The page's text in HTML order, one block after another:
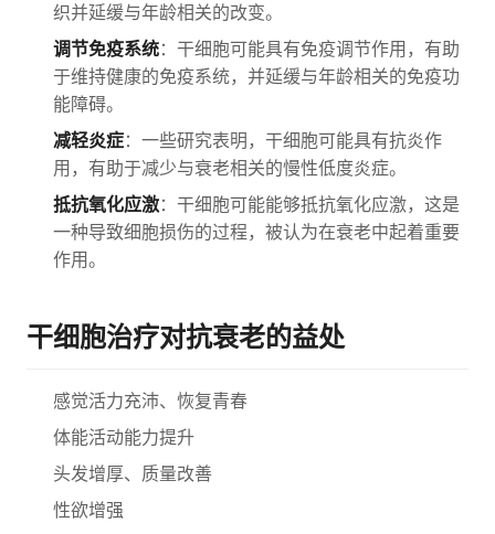
织并延缓与年龄相关的改变。
调节免疫系统：干细胞可能具有免疫调节作用，有助
于维持健康的免疫系统，并延缓与年龄相关的免疫功
能障碍。
减轻炎症：一些研究表明，干细胞可能具有抗炎作
用，有助于减少与衰老相关的慢性低度炎症。
抵抗氧化应激：干细胞可能能够抵抗氧化应激，这是
一种导致细胞损伤的过程，被认为在衰老中起着重要
作用。
干细胞治疗对抗衰老的益处
感觉活力充沛、恢复青春
体能活动能力提升
头发增厚、质量改善
性欲增强